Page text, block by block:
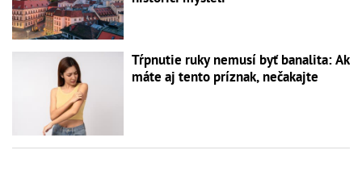
Tŕpnutie ruky nemusí byť banalita: Ak
máte aj tento príznak, nečakajte